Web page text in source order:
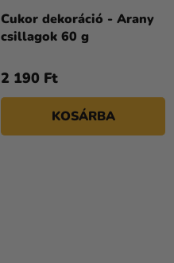
Cukor dekoráció - Arany
csillagok 60 g
2 190 Ft
KOSÁRBA